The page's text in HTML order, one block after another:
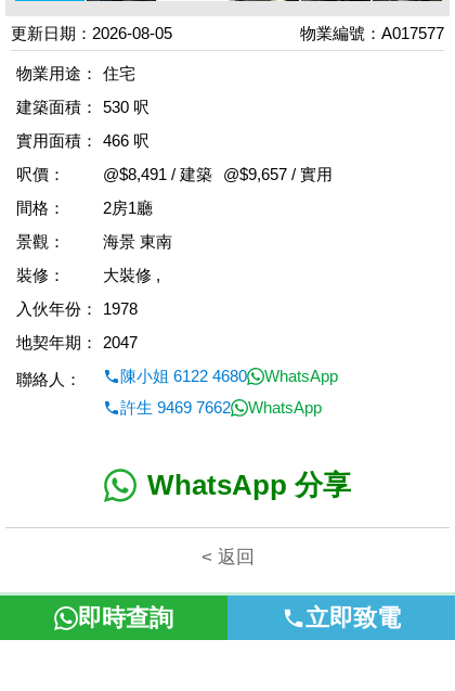
更新日期：2026-08-05 物業編號：A017577
物業用途：
住宅
建築面積：
530 呎
實用面積：
466 呎
呎價：
@$8,491 / 建築
@$9,657 / 實用
間格：
2房1廳
景觀：
海景 東南
裝修：
大裝修 ,
入伙年份：
1978
地契年期：
2047
聯絡人：
陳小姐 6122 4680
WhatsApp
許生 9469 7662
WhatsApp
WhatsApp 分享
< 返回
即時查詢 立即致電
本網頁所提供資料僅作參考用途。若因錯漏而引致任何不便或損